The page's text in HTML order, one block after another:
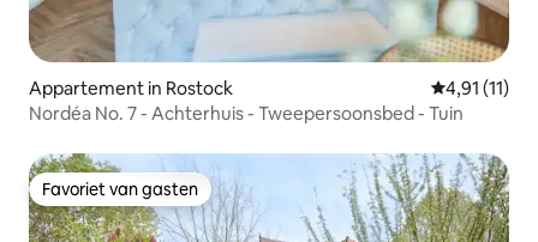
Appartement in Rostock Gemiddelde
4,91 (11)
Nordéa No. 7 - Achterhuis - Tweepersoonsbed - Tuin
Favoriet van gasten
Favoriet van gasten